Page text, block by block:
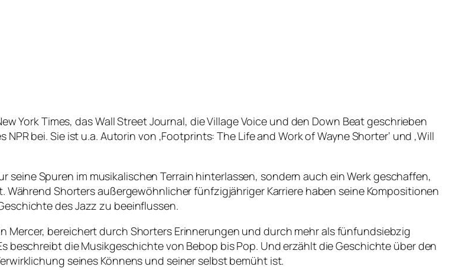
York Times, das Wall Street Journal, die Village Voice und den Down Beat geschrieben
bei. Sie ist u.a. Autorin von ‚Footprints: The Life and Work of Wayne Shorter‘ und ‚Will
Spuren im musikalischen Terrain hinterlassen, sondern auch ein Werk geschaffen,
Shorters außergewöhnlicher fünfzigjähriger Karriere haben seine Kompositionen
des Jazz zu beeinflussen.
Mercer, bereichert durch Shorters Erinnerungen und durch mehr als fünfundsiebzig
beschreibt die Musikgeschichte von Bebop bis Pop. Und erzählt die Geschichte über den
seines Könnens und seiner selbst bemüht ist.